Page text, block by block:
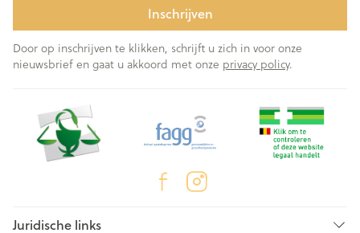
Inschrijven
Door op inschrijven te klikken, schrijft u zich in voor onze
nieuwsbrief en gaat u akkoord met onze privacy policy.
Juridische links